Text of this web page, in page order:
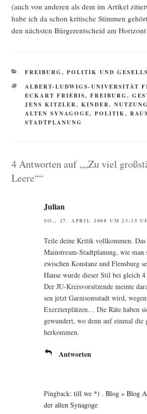
(auch von ande­ren als dem im Arti­kel
habe ich da schon kri­ti­sche Stim­men
den nächs­ten Bür­ger­ent­scheid am
KATEGORIEN
FREIBURG, POLITIK UND
SCHLAGWÖRTER
ALBERT-LUDWIGS-UNIVERSITÄT
ECKART FRIEBIS, FREIBURG,
JENS KITZLER, KINDER, NUTZUNG
ALTEN SYNAGOGE, POLITIK,
STADTPLANUNG
4 Antworten auf „„Zu viel
Leere““
Julian
SO., 27. APRIL 2008 UM 23:15
Tei­le dei­ne Kri­tik voll­kom­men.
Main­stream-Stadt­pla­nung, wie man
zwi­schen Kon­stanz und Flens­burg
Hau­se wur­de die­ser Stil bei gleich 4
Der JU-Kreis­vor­sit­zen­de mein­te
sen jetzt Gar­ni­sons­stadt wird,
Exer­zier­plät­zen… Die Räte haben
gewun­dert, wo denn auf ein­mal die
herkommen.
Antworten
Pingback: till we *) . Blog » Blog
der alten Synagoge